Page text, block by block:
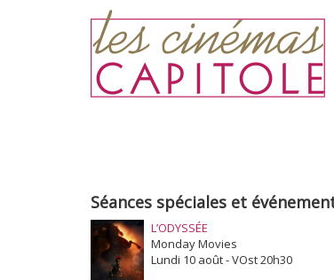
Séances spéciales et
L’ODYSSÉE
Monday Movies
Lundi 10 août - VOst 20h30